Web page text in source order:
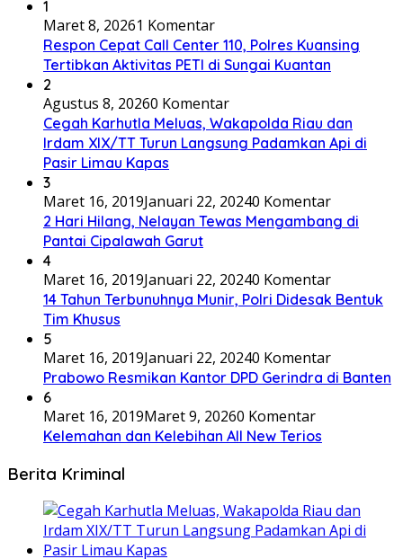
1
Maret 8, 20261 Komentar
Respon Cepat Call Center 110, Polres Kuansing
Tertibkan Aktivitas PETI di Sungai Kuantan
2
Agustus 8, 20260 Komentar
Cegah Karhutla Meluas, Wakapolda Riau dan
Irdam XIX/TT Turun Langsung Padamkan Api di
Pasir Limau Kapas
3
Maret 16, 2019Januari 22, 20240 Komentar
2 Hari Hilang, Nelayan Tewas Mengambang di
Pantai Cipalawah Garut
4
Maret 16, 2019Januari 22, 20240 Komentar
14 Tahun Terbunuhnya Munir, Polri Didesak Bentuk
Tim Khusus
5
Maret 16, 2019Januari 22, 20240 Komentar
Prabowo Resmikan Kantor DPD Gerindra di Banten
6
Maret 16, 2019Maret 9, 20260 Komentar
Kelemahan dan Kelebihan All New Terios
Berita Kriminal